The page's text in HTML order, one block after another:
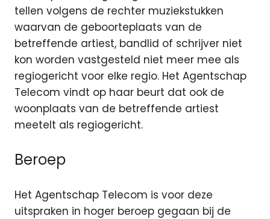
tellen volgens de rechter muziekstukken
waarvan de geboorteplaats van de
betreffende artiest, bandlid of schrijver niet
kon worden vastgesteld niet meer mee als
regiogericht voor elke regio. Het Agentschap
Telecom vindt op haar beurt dat ook de
woonplaats van de betreffende artiest
meetelt als regiogericht.
Beroep
Het Agentschap Telecom is voor deze
uitspraken in hoger beroep gegaan bij de